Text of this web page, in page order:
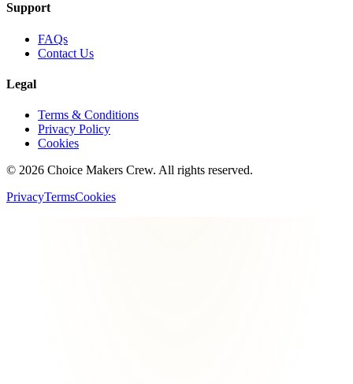
Support
FAQs
Contact Us
Legal
Terms & Conditions
Privacy Policy
Cookies
© 2026 Choice Makers Crew. All rights reserved.
PrivacyTermsCookies